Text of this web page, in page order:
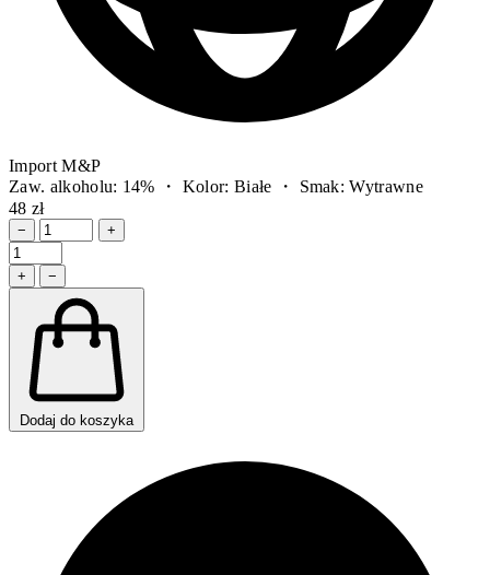
Import M&P
Zaw. alkoholu: 14% ・ Kolor: Białe ・ Smak: Wytrawne
48 zł
− +
+ −
Dodaj do koszyka